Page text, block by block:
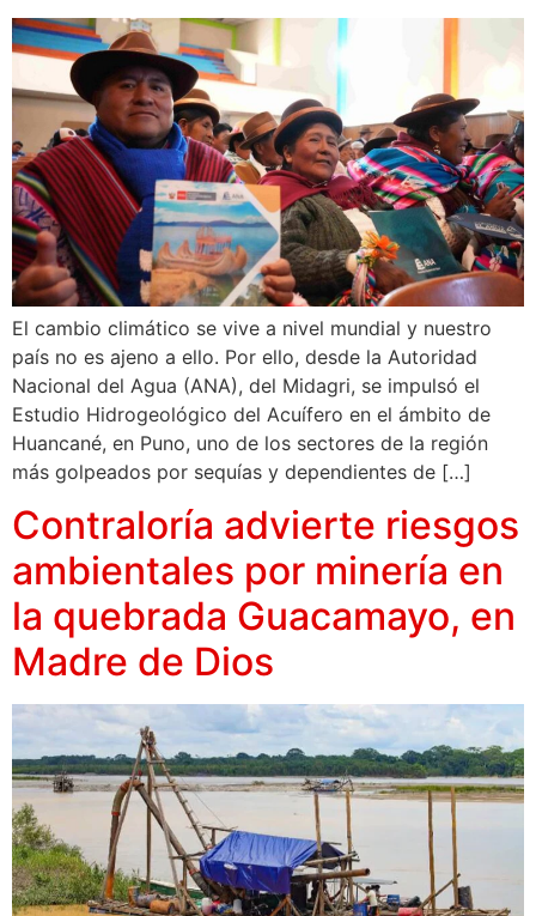
El cambio climático se vive a nivel mundial y nuestro
país no es ajeno a ello. Por ello, desde la Autoridad
Nacional del Agua (ANA), del Midagri, se impulsó el
Estudio Hidrogeológico del Acuífero en el ámbito de
Huancané, en Puno, uno de los sectores de la región
más golpeados por sequías y dependientes de […]
Contraloría advierte riesgos
ambientales por minería en
la quebrada Guacamayo, en
Madre de Dios